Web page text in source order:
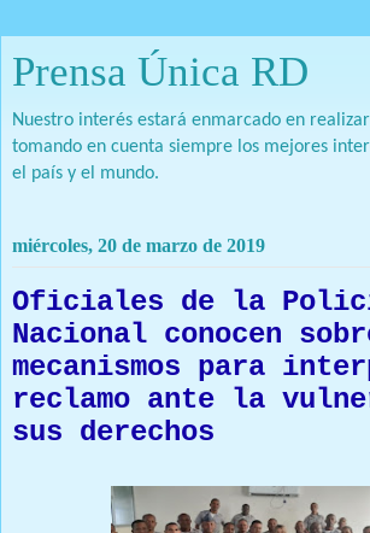
Prensa Única RD
Nuestro interés estará enmarcado en
tomando en cuenta siempre los mejores
el país y el mundo.
miércoles, 20 de marzo de 2019
Oficiales de la
Nacional conocen
mecanismos para
reclamo ante la
sus derechos